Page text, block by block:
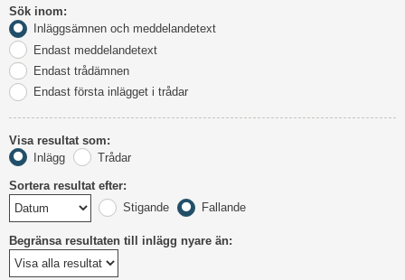
Sök inom:
Inläggsämnen och meddelandetext
Endast meddelandetext
Endast trådämnen
Endast första inlägget i trådar
Visa resultat som:
Inlägg
Trådar
Sortera resultat efter:
Stigande
Fallande
Begränsa resultaten till inlägg nyare än: